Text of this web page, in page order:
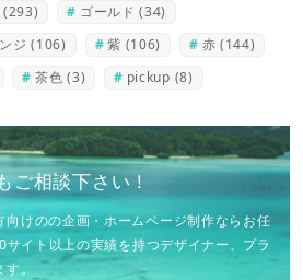
(293) ゴールド (34)
ジ (106) 紫 (106) 赤 (144)
茶色 (3) pickup (8)
ご相談下さい！
けのの企画・ホームページ制作ならお任
イト以上の実績を持つデザイナー、プラ
。